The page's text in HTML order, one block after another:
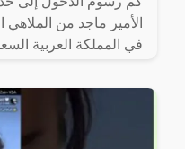
الأمير ماجد من
في المملكة العربية